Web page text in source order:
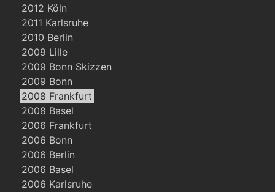
2012 Köln
2011 Karlsruhe
2010 Berlin
2009 Lille
2009 Bonn Skizzen
2009 Bonn
2008 Frankfurt
2008 Basel
2006 Frankfurt
2006 Bonn
2006 Berlin
2006 Basel
2006 Karlsruhe